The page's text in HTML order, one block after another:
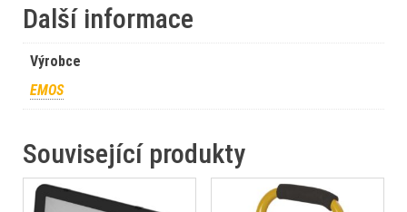
Další informace
Výrobce
EMOS
Související produkty